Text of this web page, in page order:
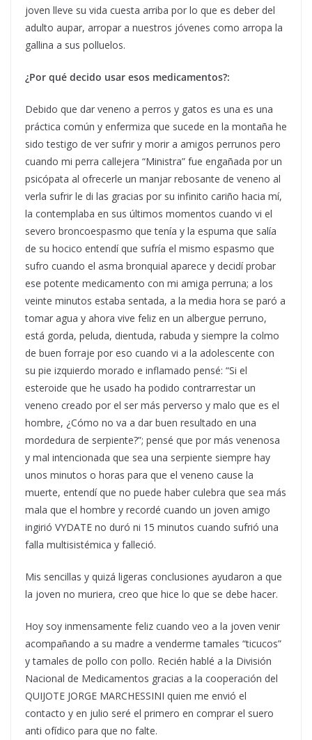
joven lleve su vida cuesta arriba por lo que es deber del
adulto aupar, arropar a nuestros jóvenes como arropa la
gallina a sus polluelos.
¿Por qué decido usar esos medicamentos?:
Debido que dar veneno a perros y gatos es una es una
práctica común y enfermiza que sucede en la montaña he
sido testigo de ver sufrir y morir a amigos perrunos pero
cuando mi perra callejera “Ministra” fue engañada por un
psicópata al ofrecerle un manjar rebosante de veneno al
verla sufrir le di las gracias por su infinito cariño hacia mí,
la contemplaba en sus últimos momentos cuando vi el
severo broncoespasmo que tenía y la espuma que salía
de su hocico entendí que sufría el mismo espasmo que
sufro cuando el asma bronquial aparece y decidí probar
ese potente medicamento con mi amiga perruna; a los
veinte minutos estaba sentada, a la media hora se paró a
tomar agua y ahora vive feliz en un albergue perruno,
está gorda, peluda, dientuda, rabuda y siempre la colmo
de buen forraje por eso cuando vi a la adolescente con
su pie izquierdo morado e inflamado pensé: “Si el
esteroide que he usado ha podido contrarrestar un
veneno creado por el ser más perverso y malo que es el
hombre, ¿Cómo no va a dar buen resultado en una
mordedura de serpiente?”; pensé que por más venenosa
y mal intencionada que sea una serpiente siempre hay
unos minutos o horas para que el veneno cause la
muerte, entendí que no puede haber culebra que sea más
mala que el hombre y recordé cuando un joven amigo
ingirió VYDATE no duró ni 15 minutos cuando sufrió una
falla multisistémica y falleció.
Mis sencillas y quizá ligeras conclusiones ayudaron a que
la joven no muriera, creo que hice lo que se debe hacer.
Hoy soy inmensamente feliz cuando veo a la joven venir
acompañando a su madre a venderme tamales “ticucos”
y tamales de pollo con pollo. Recién hablé a la División
Nacional de Medicamentos gracias a la cooperación del
QUIJOTE JORGE MARCHESSINI quien me envió el
contacto y en julio seré el primero en comprar el suero
anti ofídico para que no falte.